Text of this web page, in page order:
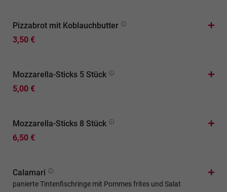
Pizzabrot mit Koblauchbutter
3,50 €
Mozzarella-Sticks 5 Stück
5,00 €
Mozzarella-Sticks 8 Stück
6,50 €
Calamari
panierte Tintenfischringe mit Pommes frites und Salat